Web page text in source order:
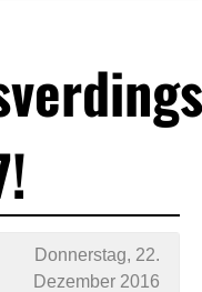
Donnerstag, 22.
Dezember 2016